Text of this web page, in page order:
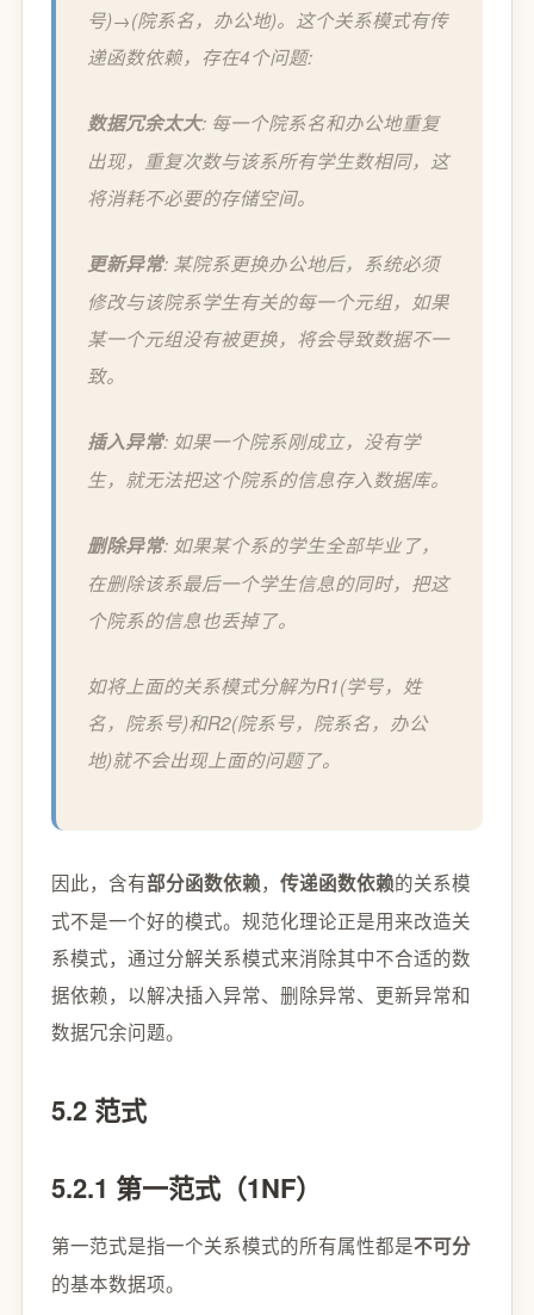
号)→(院系名，办公地)。这个关系模式有传
递函数依赖，存在4个问题:
数据冗余太大: 每一个院系名和办公地重复
出现，重复次数与该系所有学生数相同，这
将消耗不必要的存储空间。
更新异常: 某院系更换办公地后，系统必须
修改与该院系学生有关的每一个元组，如果
某一个元组没有被更换，将会导致数据不一
致。
插入异常: 如果一个院系刚成立，没有学
生，就无法把这个院系的信息存入数据库。
删除异常: 如果某个系的学生全部毕业了，
在删除该系最后一个学生信息的同时，把这
个院系的信息也丢掉了。
如将上面的关系模式分解为R1(学号，姓
名，院系号)和R2(院系号，院系名，办公
地)就不会出现上面的问题了。
因此，含有部分函数依赖， 传递函数依赖的关系模
式不是一个好的模式。规范化理论正是用来改造关
系模式，通过分解关系模式来消除其中不合适的数
据依赖，以解决插入异常、删除异常、更新异常和
数据冗余问题。
5.2 范式
5.2.1 第一范式（1NF）
第一范式是指一个关系模式的所有属性都是不可分
的基本数据项。